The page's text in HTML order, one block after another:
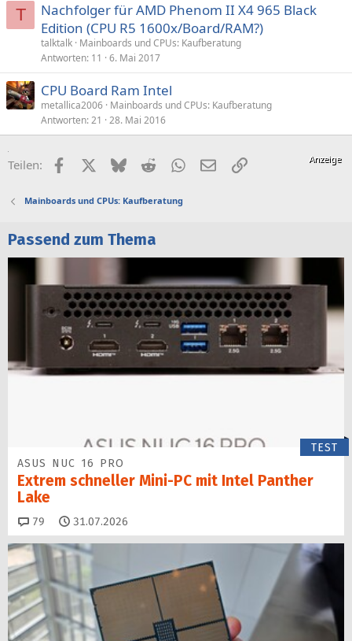
T
Nachfolger für AMD Phenom II X4 965 Black
Edition (CPU R5 1600x/Board/RAM?)
talktalk Mainboards und CPUs: Kaufberatung
Antworten 11 6. Mai 2017
CPU Board Ram Intel
metallica2006 Mainboards und CPUs: Kaufberatung
Antworten 21 28. Mai 2016
Teilen: FacebookX (Twitter)
BlueskyRedditWhatsApp
E-MailLink
Mainboards und CPUs: Kaufberatung
Passend zum Thema
TEST
ASUS NUC 16 PRO
Extrem schneller Mini-PC mit Intel Panther
Lake
79 Kommentare
31.07.2026